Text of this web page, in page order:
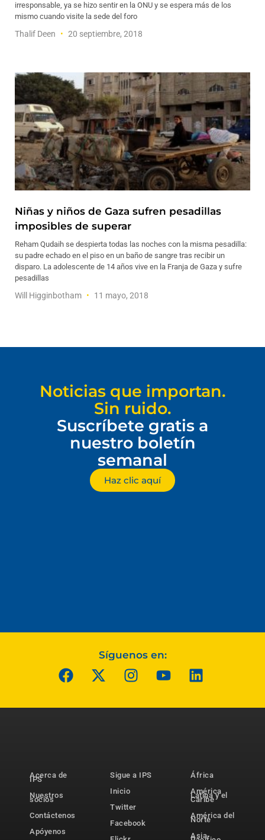
irresponsable, ya se hizo sentir en la ONU y se espera más de los
mismo cuando visite la sede del foro
Thalif Deen 20 septiembre, 2018
Niñas y niños de Gaza sufren pesadillas
imposibles de superar
Reham Qudaih se despierta todas las noches con la misma pesadilla:
su padre echado en el piso en un baño de sangre tras recibir un
disparo. La adolescente de 14 años vive en la Franja de Gaza y sufre
pesadillas
Will Higginbotham 11 mayo, 2018
Noticias que importan.
Sin ruido.
Suscríbete gratis a
nuestro boletín
semanal
Haz clic aquí
Síguenos en:
Acerca de
IPS
Nuestros
socios
Contáctenos
Apóyenos
Sigue a IPS
Inicio
Twitter
Facebook
África
América
Latina y el
Caribe
América del
Norte
Asia-